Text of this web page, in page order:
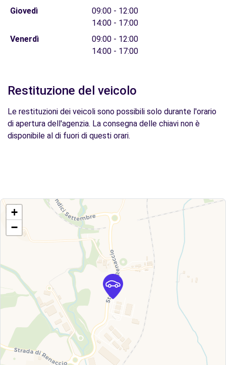
Giovedì
09:00 - 12:00
14:00 - 17:00
Venerdì
09:00 - 12:00
14:00 - 17:00
Restituzione del veicolo
Le restituzioni dei veicoli sono possibili solo durante l'orario
di apertura dell'agenzia. La consegna delle chiavi non è
disponibile al di fuori di questi orari.
+
−